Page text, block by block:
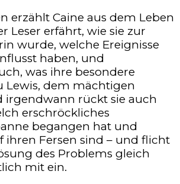
erzählt Caine aus dem Leben
Leser erfährt, wie sie zur
wurde, welche Ereignisse
haben, und
was ihre besondere
Lewis, dem mächtigen
irgendwann rückt sie auch
erschröckliches
begangen hat und
ihren Fersen sind – und flicht
des Problems gleich
mit ein.